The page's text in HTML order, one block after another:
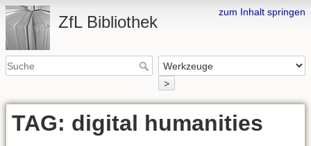
zum Inhalt springen
ZfL Bibliothek
>
TAG: digital humanities